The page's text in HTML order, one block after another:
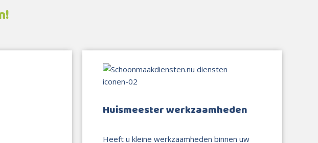
Huismeester werkzaamheden
Heeft u kleine werkzaamheden binnen uw